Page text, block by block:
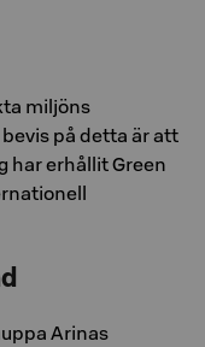
miljöns
på detta är att
har erhållit Green
Arinas